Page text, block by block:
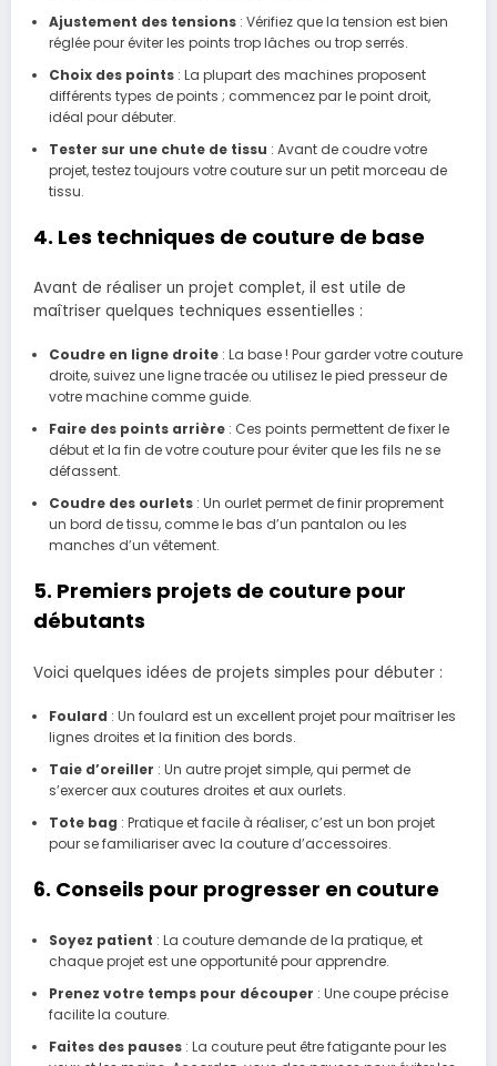
Ajustement des tensions: Vérifiez que la tension est bien
réglée pour éviter les points trop lâches ou trop serrés.
Choix des points: La plupart des machines proposent
différents types de points ; commencez par le point droit,
idéal pour débuter.
Tester sur une chute de tissu : Avant de coudre votre
projet, testez toujours votre couture sur un petit morceau de
tissu.
4. Les techniques de couture de base
Avant de réaliser un projet complet, il est utile de
maîtriser quelques techniques essentielles :
Coudre en ligne droite: La base ! Pour garder votre couture
droite, suivez une ligne tracée ou utilisez le pied presseur de
votre machine comme guide.
Faire des points arrière: Ces points permettent de fixer le
début et la fin de votre couture pour éviter que les fils ne se
défassent.
Coudre des ourlets: Un ourlet permet de finir proprement
un bord de tissu, comme le bas d’un pantalon ou les
manches d’un vêtement.
5. Premiers projets de couture pour
débutants
Voici quelques idées de projets simples pour débuter :
Foulard : Un foulard est un excellent projet pour maîtriser les
lignes droites et la finition des bords.
Taie d’oreiller : Un autre projet simple, qui permet de
s’exercer aux coutures droites et aux ourlets.
Tote bag : Pratique et facile à réaliser, c’est un bon projet
pour se familiariser avec la couture d’accessoires.
6. Conseils pour progresser en couture
Soyez patient : La couture demande de la pratique, et
chaque projet est une opportunité pour apprendre.
Prenez votre temps pour découper : Une coupe précise
facilite la couture.
Faites des pauses: La couture peut être fatigante pour les